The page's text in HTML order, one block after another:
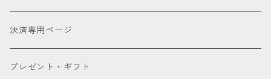
パター
パターカバーキャッチャー
ネームタグ
ケアグッズ
色で探す
ブラック
種類で探す
決済専用ページ
プレゼント・ギフト